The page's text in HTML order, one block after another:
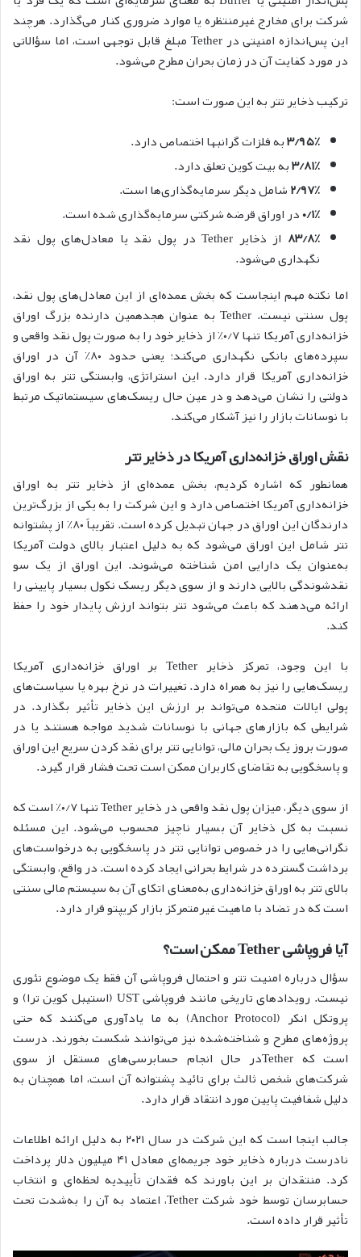
شرکت برای مخارج غیرمنتظره یا موارد ضروری کنار می‌گذارد. هرچند
این پس‌اندازه امنیتی در Tether مبلغ قابل توجهی است، اما سؤالاتی
در مورد کفایت آن در زمان بحران مطرح می‌شود.
ترکیب ذخایر تتر به این صورت است:
۳/۹۵٪به فلزات گرانبها اختصاص دارد.
۳/۸۱٪به بیت کوین تعلق دارد.
۲/۹۷٪شامل دیگر سرمایه‌گذاری‌ها است.
۰/۱٪در اوراق قرضه شرکتی سرمایه‌گذاری شده است.
۸۳/۸٪
از ذخایر Tether در پول نقد یا معادل‌های پول نقد
نگهداری می‌شود.
اما نکته مهم اینجاست که بخش عمده‌ای از این معادل‌های پول نقد،
پول سنتی نیست. Tether به عنوان هجدهمین دارنده بزرگ اوراق
خزانه‌داری آمریکا تنها ۰/۷٪ از ذخایر خود را به صورت پول نقد واقعی و
سپرده‌های بانکی نگهداری می‌کند؛ یعنی حدود ۸۰٪ آن در اوراق
خزانه‌داری آمریکا قرار دارد. این استراتژی، وابستگی تتر به اوراق
دولتی را نشان می‌دهد و در عین حال ریسک‌های سیستماتیک مرتبط
با نوسانات بازار را نیز آشکار می‌کند.
نقش اوراق خزانه‌داری آمریکا در ذخایر تتر
همانطور که اشاره کردیم، بخش عمده‌ای از ذخایر تتر به اوراق
خزانه‌داری آمریکا اختصاص دارد و این شرکت را به یکی از بزرگ‌ترین
دارندگان این اوراق در جهان تبدیل کرده است. تقریباً ۸۰٪ از پشتوانه
تتر شامل این اوراق می‌شود که به دلیل اعتبار بالای دولت آمریکا
به‌عنوان یک دارایی امن شناخته می‌شوند. این اوراق از یک سو
نقدشوندگی بالایی دارند و از سوی دیگر ریسک نکول بسیار پایینی را
ارائه می‌دهند که باعث می‌شود تتر بتواند ارزش پایدار خود را حفظ
کند.
با این وجود، تمرکز ذخایر Tether بر اوراق خزانه‌داری آمریکا
ریسک‌هایی را نیز به همراه دارد. تغییرات در نرخ بهره یا سیاست‌های
پولی ایالات متحده می‌تواند بر ارزش این ذخایر تأثیر بگذارد. در
شرایطی که بازارهای جهانی با نوسانات شدید مواجه هستند یا در
صورت بروز یک بحران مالی، توانایی تتر برای نقد کردن سریع این اوراق
و پاسخگویی به تقاضای کاربران ممکن است تحت فشار قرار گیرد.
از سوی دیگر، میزان پول نقد واقعی در ذخایر Tether تنها ۰/۷٪ است که
نسبت به کل ذخایر آن بسیار ناچیز محسوب می‌شود. این مسئله
نگرانی‌هایی را در خصوص توانایی تتر در پاسخگویی به درخواست‌های
برداشت گسترده در شرایط بحرانی ایجاد کرده است. در واقع، وابستگی
بالای تتر به اوراق خزانه‌داری به‌معنای اتکای آن به سیستم مالی سنتی
است که در تضاد با ماهیت غیرمتمرکز بازار کریپتو قرار دارد.
آیا فروپاشی Tether ممکن است؟
سؤال درباره امنیت تتر و احتمال فروپاشی آن فقط یک موضوع تئوری
نیست. رویدادهای تاریخی مانند فروپاشی UST (استیبل کوین ترا) و
پروتکل انکر (Anchor Protocol) به ما یادآوری می‌کنند که حتی
پروژه‌های مطرح و شناخته‌شده نیز می‌توانند شکست بخورند. درست
است که Tetherدر حال انجام حسابرسی‌های مستقل از سوی
شرکت‌های شخص ثالث برای تائید پشتوانه آن است، اما همچنان به
دلیل شفافیت پایین مورد انتقاد قرار دارد.
جالب اینجا است که این شرکت در سال ۲۰۲۱ به دلیل ارائه اطلاعات
نادرست درباره ذخایر خود جریمه‌ای معادل ۴۱ میلیون دلار پرداخت
کرد. منتقدان بر این باورند که فقدان تأییدیه لحظه‌ای و انتخاب
حسابرسان توسط خود شرکت Tether، اعتماد به آن را به‌شدت تحت
تأثیر قرار داده است.